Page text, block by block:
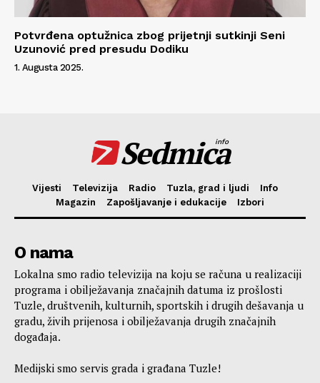
Potvrđena optužnica zbog prijetnji sutkinji Seni
Uzunović pred presudu Dodiku
1. Augusta 2025.
Sedmica
info
Vijesti Televizija Radio Tuzla, grad i ljudi
Info
Magazin
Zapošljavanje i edukacije Izbori
O nama
Lokalna smo radio televizija na koju se računa u realizaciji
programa i obilježavanja značajnih datuma iz prošlosti
Tuzle, društvenih, kulturnih, sportskih i drugih dešavanja u
gradu, živih prijenosa i obilježavanja drugih značajnih
događaja.
Medijski smo servis grada i građana Tuzle!